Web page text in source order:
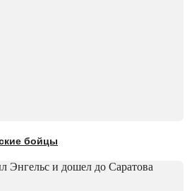
бойцы